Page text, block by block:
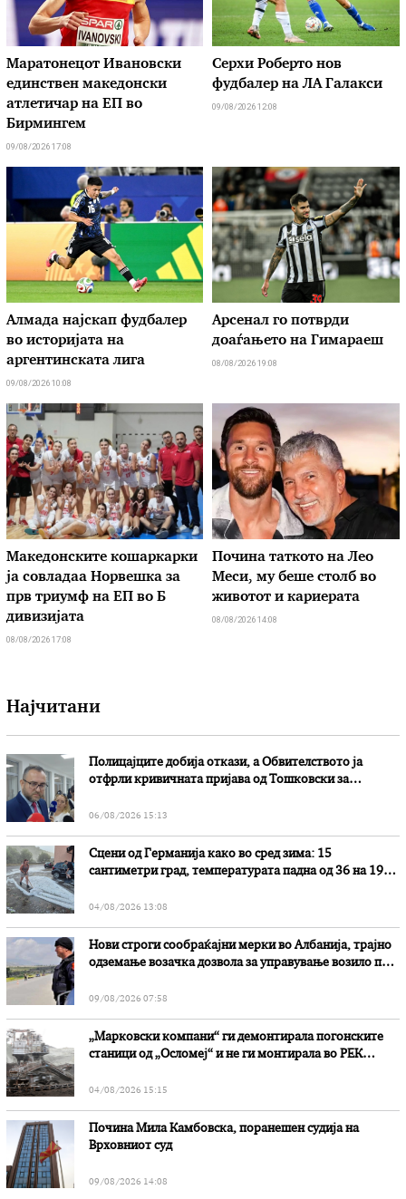
Маратонецот Ивановски
единствен македонски
атлетичар на ЕП во
Бирмингем
09/08/2026 17:08
Серхи Роберто нов
фудбалер на ЛА Галакси
09/08/2026 12:08
Алмада најскап фудбалер
во историјата на
аргентинската лига
09/08/2026 10:08
Арсенал го потврди
доаѓањето на Гимараеш
08/08/2026 19:08
Македонските кошаркарки
ја совладаа Норвешка за
прв триумф на ЕП во Б
дивизијата
08/08/2026 17:08
Почина таткото на Лео
Меси, му беше столб во
животот и кариерата
08/08/2026 14:08
Најчитани
Полицајците добија откази, а Обвителството ја
отфрли кривичната пријава од Тошковски за
06/08/2026 15:13
Сцени од Германија како во сред зима: 15
сантиметри град, температурата падна од 36 на 19
04/08/2026 13:08
Нови строги сообраќајни мерки во Aлбанија, трајно
одземање возачка дозвола за управување возило под
09/08/2026 07:58
„Марковски компани“ ги демонтирала погонските
станици од „Осломеј“ и не ги монтирала во РЕК
04/08/2026 15:15
Почина Мила Камбовска, поранешен судија на
Врховниот суд
09/08/2026 14:08